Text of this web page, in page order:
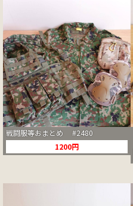
戦闘服等おまとめ #2480
1200円